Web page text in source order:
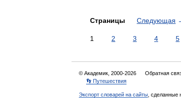
Страницы Следующая
1 2 3 4 5
© Академик, 2000-2026 Обратная
👣 Путешествия
Экспорт словарей на сайты , сделанные